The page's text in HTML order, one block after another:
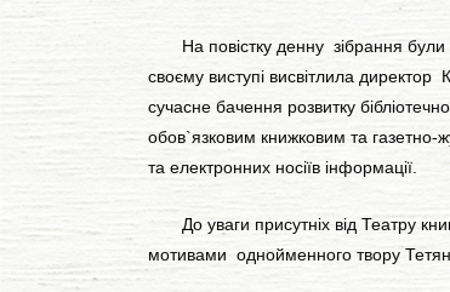
На повістку денну зібрання були
своєму виступі висвітлила
сучасне бачення розвитку
обов`язковим книжковим та газетно-
та електронних носіїв інформації.
До уваги присутніх від Театру
мотивами однойменного твору